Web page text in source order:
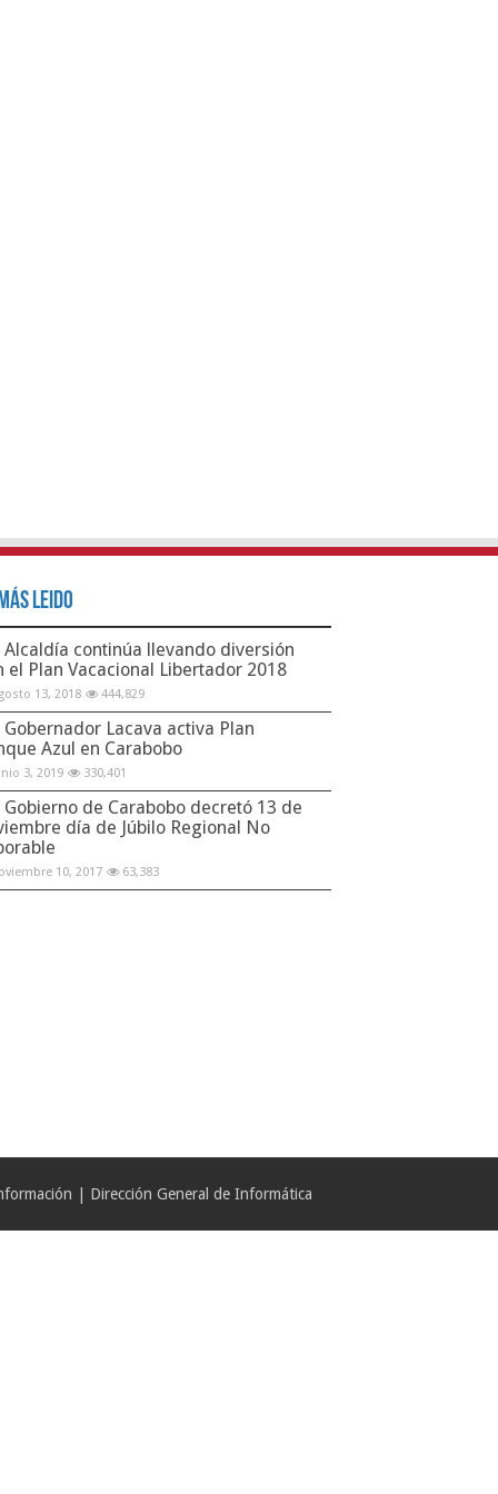
Leido
Alcaldía continúa llevando diversión
el Plan Vacacional Libertador 2018
13, 2018 444,829
Gobernador Lacava activa Plan
Azul en Carabobo
3, 2019 330,401
Gobierno de Carabobo decretó 13 de
día de Júbilo Regional No
10, 2017 63,383
| Dirección General de Informática